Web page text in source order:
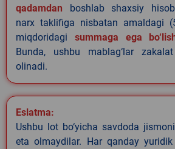
qadamdan boshlab shaxsiy
narx taklifiga nisbatan amaldagi
miqdoridagi summaga ega
Bunda, ushbu mablag‘lar
olinadi.
Eslatma:
Ushbu lot bo‘yicha savdoda
eta olmaydilar. Har qanday